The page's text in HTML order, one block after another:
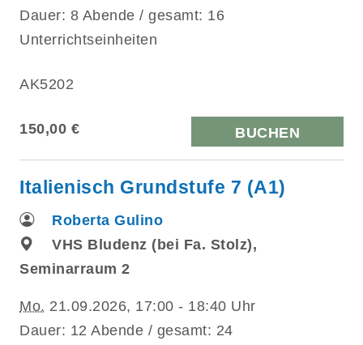
Dauer: 8 Abende / gesamt: 16
Unterrichtseinheiten
AK5202
150,00 € BUCHEN
Italienisch Grundstufe 7 (A1)
Roberta Gulino
VHS Bludenz (bei Fa. Stolz),
Seminarraum 2
Mo. 21.09.2026, 17:00 - 18:40 Uhr
Dauer: 12 Abende / gesamt: 24